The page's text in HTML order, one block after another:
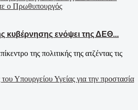
κυβέρνησης ενόψει της ΔΕΘ...
της πολιτικής της ατζέντας τις